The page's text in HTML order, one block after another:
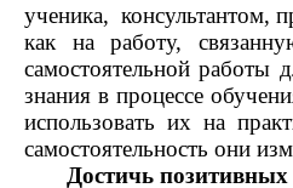
ученика, консультантом,
как на работу,
самостоятельной работы
знания в процессе
использовать их на
самостоятельность они
Достичь